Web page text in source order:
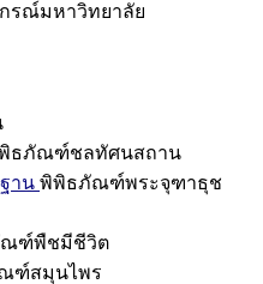
รณ์มหาวิทยาลัย
ธภัณฑ์ชลทัศนสถาน
าน พิพิธภัณฑ์พระจุฑาธุช
ฑ์พืชมีชีวิต
ฑ์สมุนไพร